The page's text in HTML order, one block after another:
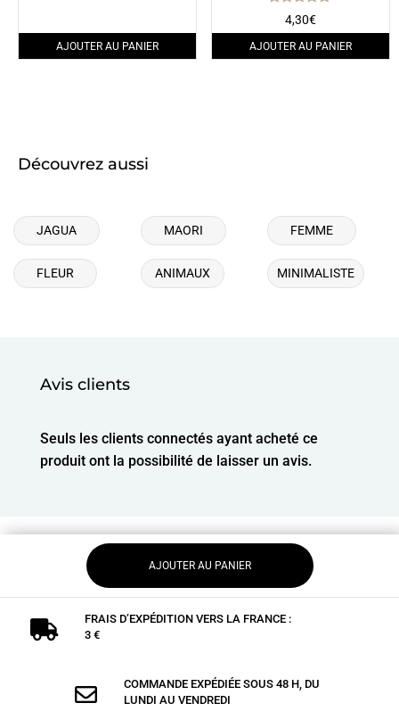
AJOUTER AU PANIER
Note
5.00
sur 5
4,30€
AJOUTER AU PANIER
Découvrez aussi
JAGUA MAORI FEMME
FLEUR ANIMAUX MINIMALISTE
Avis clients
Seuls les clients connectés ayant acheté ce
produit ont la possibilité de laisser un avis.
AJOUTER AU PANIER

FRAIS D’EXPÉDITION VERS LA FRANCE :
3 €

COMMANDE EXPÉDIÉE SOUS 48 H, DU
LUNDI AU VENDREDI